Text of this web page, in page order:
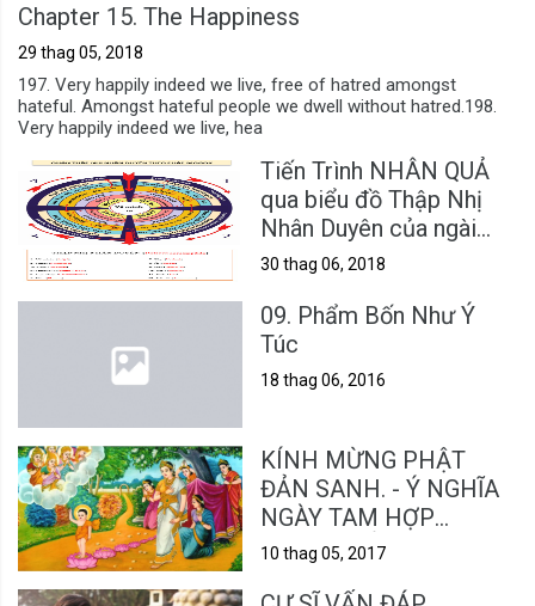
Chapter 15. The Happiness
29 thag 05, 2018
197. Very happily indeed we live, free of hatred amongst
hateful. Amongst hateful people we dwell without hatred.198.
Very happily indeed we live, hea
Tiến Trình NHÂN QUẢ
qua biểu đồ Thập Nhị
Nhân Duyên của ngài
MOGOK.
30 thag 06, 2018
09. Phẩm Bốn Như Ý
Túc
18 thag 06, 2016
KÍNH MỪNG PHẬT
ĐẢN SANH. - Ý NGHĨA
NGÀY TAM HỢP
KHÁNH ĐẢN VESAK
10 thag 05, 2017